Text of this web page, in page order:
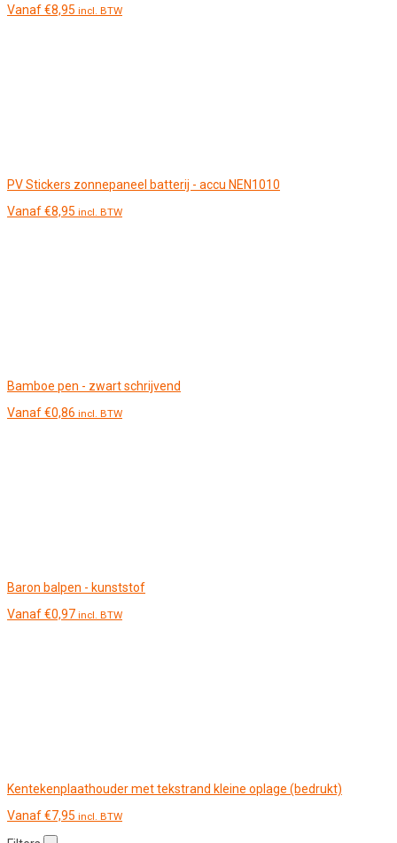
Vanaf€8,95 incl. BTW
PV Stickers zonnepaneel batterij - accu NEN1010
Vanaf€8,95 incl. BTW
Bamboe pen - zwart schrijvend
Vanaf€0,86 incl. BTW
Baron balpen - kunststof
Vanaf€0,97 incl. BTW
Kentekenplaathouder met tekstrand kleine oplage (bedrukt)
Vanaf€7,95 incl. BTW